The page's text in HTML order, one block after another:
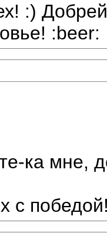
:)
:beer:
ка мне,
с